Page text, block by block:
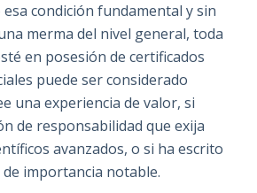
condición fundamental y sin
merma del nivel general, toda
en posesión de certificados
puede ser considerado
una experiencia de valor, si
de responsabilidad que exija
avanzados, o si ha escrito
importancia notable.